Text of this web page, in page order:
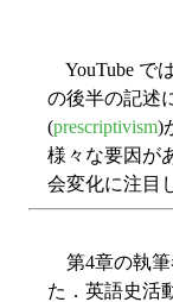
YouTube で
の後半の記述
(prescriptivism)
様々な要因が
会変化に注目
第4章の執筆
た．英語史活